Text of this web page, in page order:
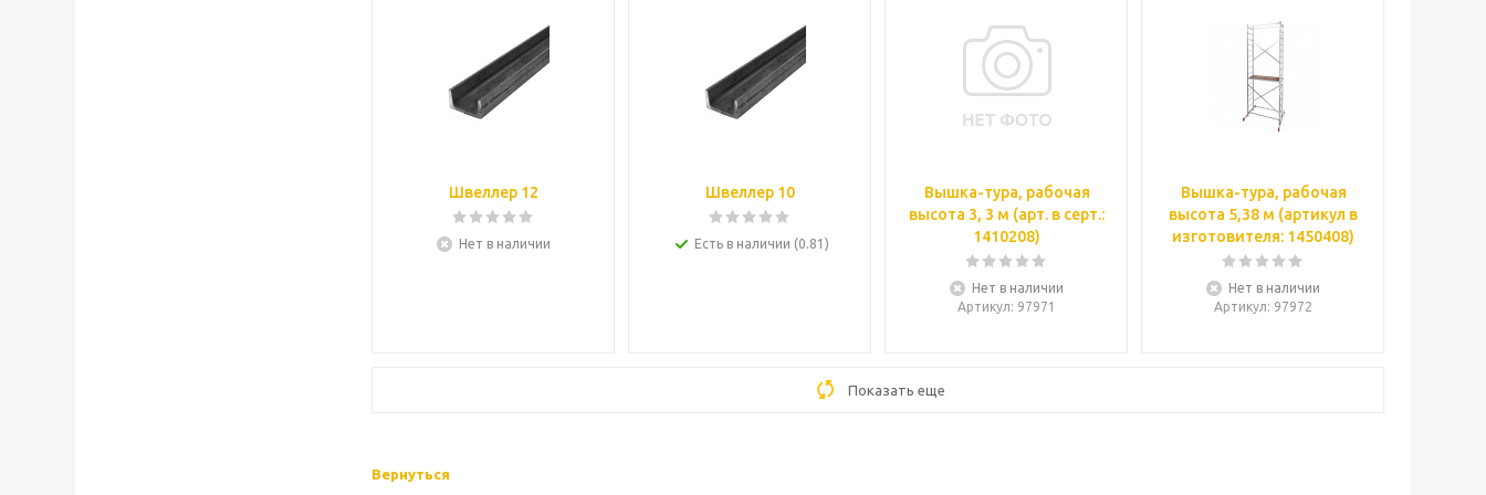
Швеллер 12
Нет в наличии
Швеллер 10
Есть в наличии (0.81)
Вышка-тура, рабочая
высота 3, 3 м (арт. в серт.:
1410208)
Нет в наличии
Артикул: 97971
Вышка-тура, рабочая
высота 5,38 м (артикул в
изготовителя: 1450408)
Нет в наличии
Артикул: 97972
Показать еще
Вернуться